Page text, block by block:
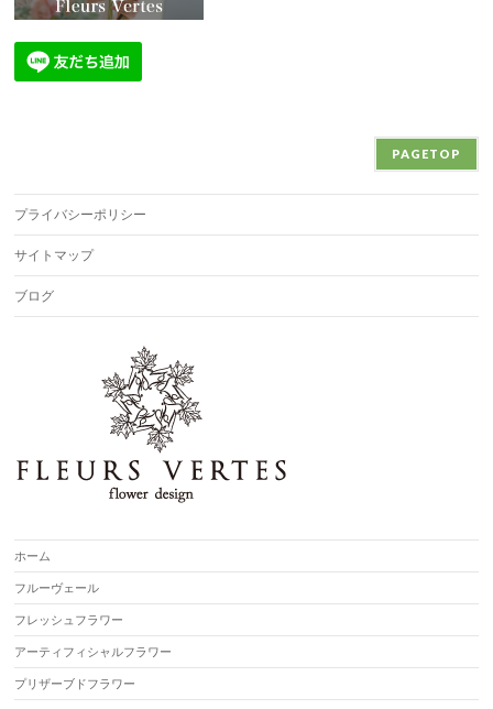
PAGETOP
プライバシーポリシー
サイトマップ
ブログ
ホーム
フルーヴェール
フレッシュフラワー
アーティフィシャルフラワー
プリザーブドフラワー